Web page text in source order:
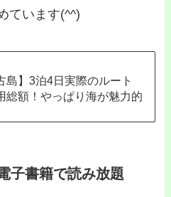
ています(^^)
島】3泊4日実際のルート
総額！やっぱり海が魅力的
子書籍で読み放題